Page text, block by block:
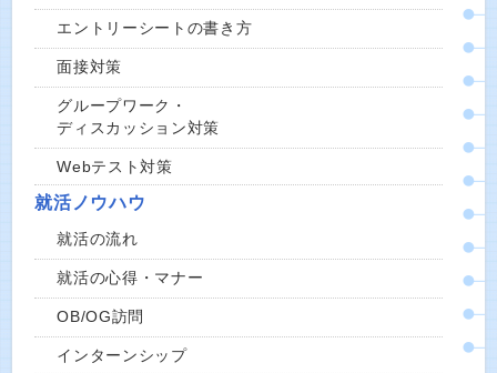
エントリーシートの書き方
面接対策
グループワーク・
ディスカッション対策
Webテスト対策
就活ノウハウ
就活の流れ
就活の心得・マナー
OB/OG訪問
インターンシップ